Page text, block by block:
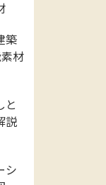
築
材
と
説
シ